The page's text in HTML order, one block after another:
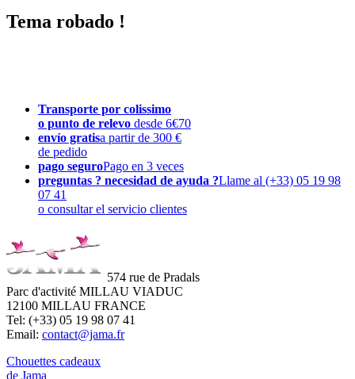
Tema robado !
Transporte por colissimo
o punto de relevo desde 6€70
envío gratisa partir de 300 €
de pedido
pago seguroPago en 3 veces
preguntas ? necesidad de ayuda ?Llame al (+33) 05 19 98
07 41
o consultar el servicio clientes
574 rue de Pradals
Parc d'activité MILLAU VIADUC
12100 MILLAU FRANCE
Tel: (+33) 05 19 98 07 41
Email: contact@jama.fr
Chouettes cadeaux
de Jama